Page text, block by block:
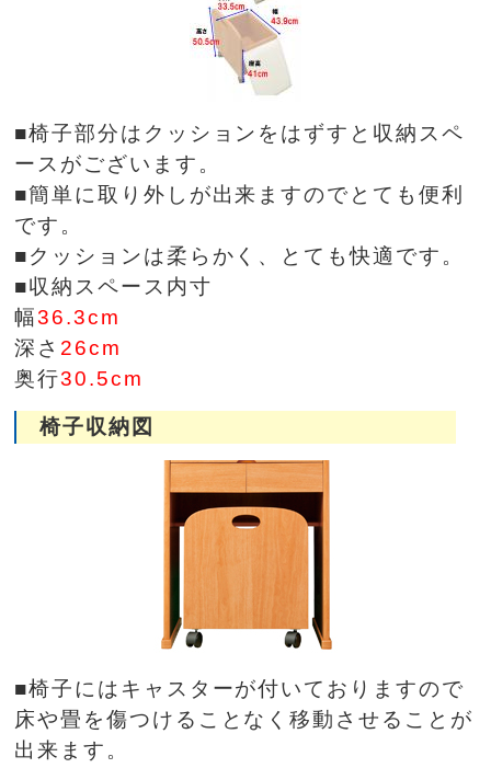
■椅子部分はクッションをはずすと収納スペ
ースがございます。
■簡単に取り外しが出来ますのでとても便利
です。
■クッションは柔らかく、とても快適です。
■収納スペース内寸
幅36.3cm
深さ 26cm
奥行30.5cm
椅子収納図
■椅子にはキャスターが付いておりますので
床や畳を傷つけることなく移動させることが
出来ます。